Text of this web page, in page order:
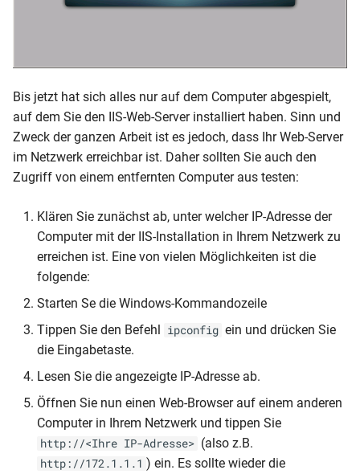
Bis jetzt hat sich alles nur auf dem Computer abgespielt,
auf dem Sie den IIS-Web-Server installiert haben. Sinn und
Zweck der ganzen Arbeit ist es jedoch, dass Ihr Web-Server
im Netzwerk erreichbar ist. Daher sollten Sie auch den
Zugriff von einem entfernten Computer aus testen:
Klären Sie zunächst ab, unter welcher IP-Adresse der
Computer mit der IIS-Installation in Ihrem Netzwerk zu
erreichen ist. Eine von vielen Möglichkeiten ist die
folgende:
Starten Se die Windows-Kommandozeile
Tippen Sie den Befehl ipconfig ein und drücken Sie
die Eingabetaste.
Lesen Sie die angezeigte IP-Adresse ab.
Öffnen Sie nun einen Web-Browser auf einem anderen
Computer in Ihrem Netzwerk und tippen Sie
http://<Ihre IP-Adresse> (also z.B.
http://172.1.1.1 ) ein. Es sollte wieder die